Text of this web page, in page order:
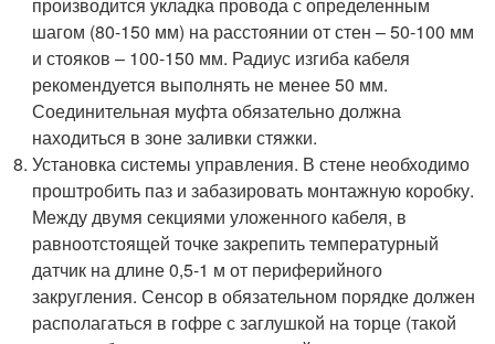
шагом (80-150 мм) на расстоянии от стен – 50-100 мм
и стояков – 100-150 мм. Радиус изгиба кабеля
рекомендуется выполнять не менее 50 мм.
Соединительная муфта обязательно должна
находиться в зоне заливки стяжки.
Установка системы управления. В стене необходимо
проштробить паз и забазировать монтажную коробку.
Между двумя секциями уложенного кабеля, в
равноотстоящей точке закрепить температурный
датчик на длине 0,5-1 м от периферийного
закругления. Сенсор в обязательном порядке должен
располагаться в гофре с заглушкой на торце (такой